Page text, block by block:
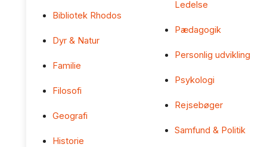
Bibliotek Rhodos
Dyr & Natur
Familie
Filosofi
Geografi
Historie
Ledelse
Pædagogik
Personlig udvikling
Psykologi
Rejsebøger
Samfund & Politik